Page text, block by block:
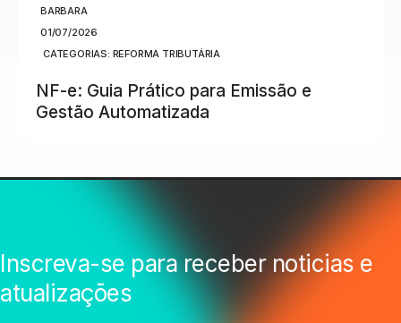
BARBARA
01/07/2026
CATEGORIAS: REFORMA TRIBUTÁRIA
NF-e: Guia Prático para Emissão e
Gestão Automatizada
Inscreva-se para receber noticias e
atualizações